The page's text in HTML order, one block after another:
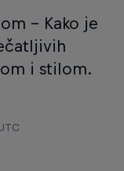
- Kako je
i stilom.